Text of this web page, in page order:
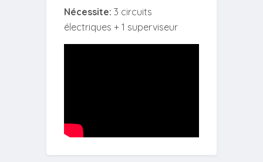
Nécessite: 3 circuits
électriques + 1 superviseur